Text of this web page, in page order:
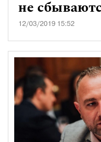
не
12/03/2019 15:52